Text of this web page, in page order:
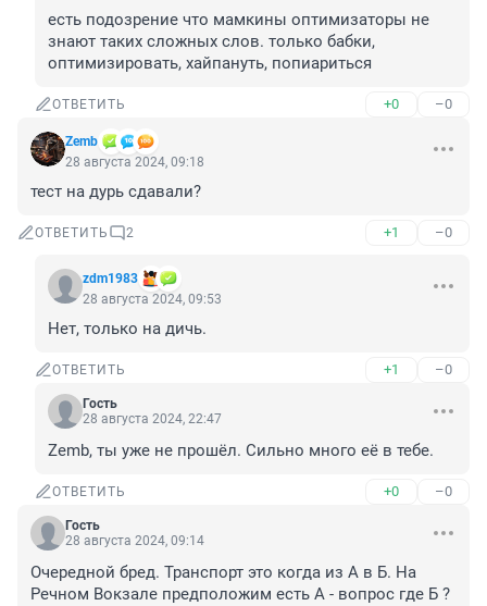
есть подозрение что мамкины оптимизаторы не
знают таких сложных слов. только бабки,
оптимизировать, хайпануть, попиариться
ОТВЕТИТЬ +0 –0
Zemb
28 августа 2024, 09:18
тест на дурь сдавали?
ОТВЕТИТЬ 2 +1 –0
zdm1983
28 августа 2024, 09:53
Нет, только на дичь.
ОТВЕТИТЬ +1 –0
Гость
28 августа 2024, 22:47
Zemb, ты уже не прошёл. Сильно много её в тебе.
ОТВЕТИТЬ +0 –0
Гость
28 августа 2024, 09:14
Очередной бред. Транспорт это когда из А в Б. На
Речном Вокзале предположим есть А - вопрос где Б ?